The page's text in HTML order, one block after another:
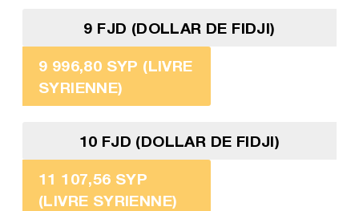
9 FJD (DOLLAR DE FIDJI)
9 996,80 SYP (LIVRE
SYRIENNE)
10 FJD (DOLLAR DE FIDJI)
11 107,56 SYP
(LIVRE SYRIENNE)